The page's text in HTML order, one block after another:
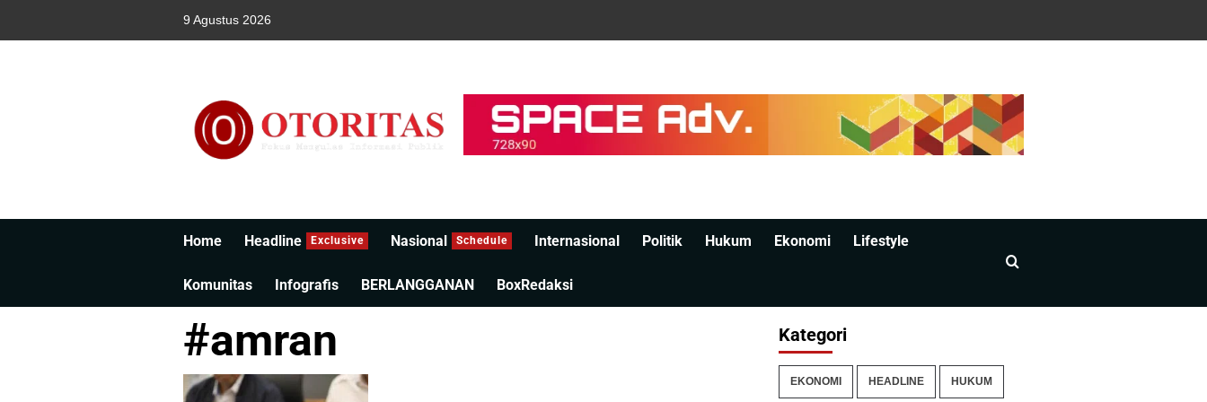
9 Agustus 2026
Home Headline Exclusive Nasional Schedule Internasional Politik Hukum Ekonomi Lifestyle
Komunitas Infografis BERLANGGANAN BoxRedaksi
#amran Kategori
EKONOMI HEADLINE HUKUM